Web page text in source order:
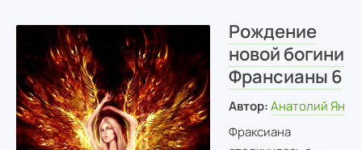
Рождение
новой богини
Франсианы 6
Автор: Анатолий Ян
Фраксиана